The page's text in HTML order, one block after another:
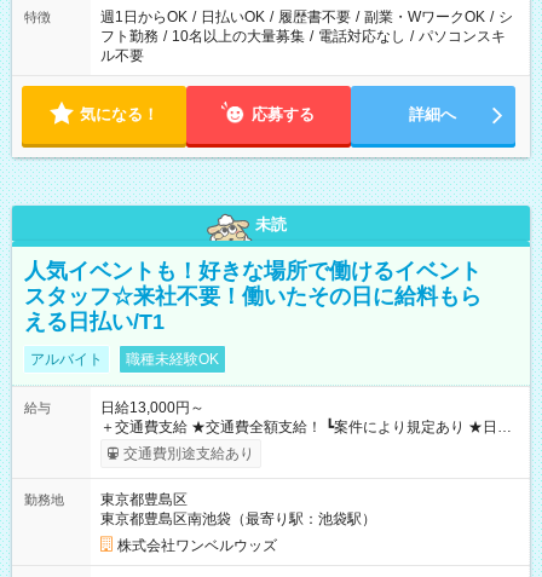
ください！
特徴 週1日からOK / 日払いOK / 履歴書不要 / 副業・WワークOK / シ
フト勤務 / 10名以上の大量募集 / 電話対応なし / パソコンスキ
ル不要
気になる！ 応募する 詳細へ
未読
人気イベントも！好きな場所で働けるイベント
スタッフ☆来社不要！働いたその日に給料もら
える日払い/T1
アルバイト 職種未経験OK
給与
日給13,000円～
＋交通費支給 ★交通費全額支給！ ┗案件により規定あり ★日払
いOK！（規定あり） ┗働いたその日に現金GET♪ お仕事後はコ
ンビニATMから 日払い分を引き落とせます！ 【試用期間】試
交通費別途支給あり
勤務地
東京都豊島区
東京都豊島区南池袋（最寄り駅：池袋駅）
株式会社ワンベルウッズ